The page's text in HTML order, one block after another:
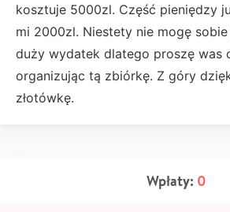
kosztuje 5000zl. Część pieniędzy
mi 2000zl. Niestety nie mogę
duży wydatek dlatego proszę was
organizując tą zbiórkę. Z góry
złotówkę.
Wpłaty: 0